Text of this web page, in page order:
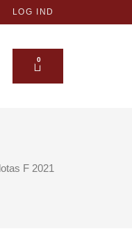
LOG IND
0
KURV
F 2021